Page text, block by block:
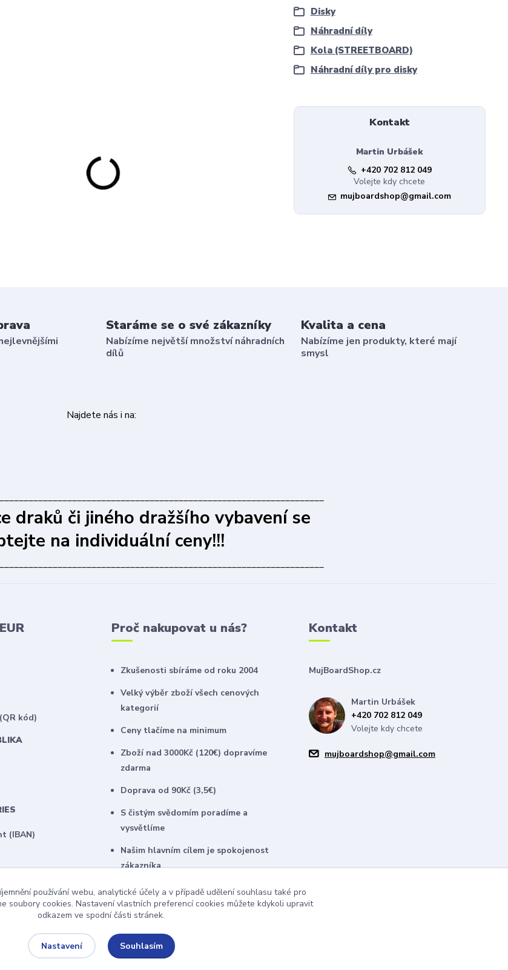
Disky
Náhradní díly
Kola (STREETBOARD)
Náhradní díly pro disky
Kontakt
Martin Urbášek
+420 702 812 049
Volejte kdy chcete
mujboardshop@gmail.com
Staráme se o své zákazníky
Nabízíme největší množství náhradních
dílů
Kvalita a cena
Nabízíme jen produkty, které mají
smysl
Najdete nás i na:
draků či jiného dražšího vybavení se
na individuální ceny!!!
kód)
(IBAN)
Proč nakupovat u nás?
Zkušenosti sbíráme od roku 2004
Velký výběr zboží všech cenových
kategorií
Ceny tlačíme na minimum
Zboží nad 3000Kč (120€) dopravíme
zdarma
Doprava od 90Kč (3,5€)
S čistým svědomím poradíme a
vysvětlíme
Našim hlavním cílem je spokojenost
zákazníka
U našich stálých klientů nabízíme
zajímavé individuální ceny
Kontakt
MujBoardShop.cz
Martin Urbášek
+420 702 812 049
Volejte kdy chcete
mujboardshop@gmail.com
používání webu, analytické účely a v případě udělení souhlasu také pro
soubory cookies. Nastavení vlastních preferencí cookies můžete kdykoli upravit
odkazem ve spodní části stránek.
Nastavení Souhlasím